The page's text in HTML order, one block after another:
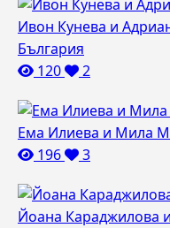
Ивон Кунева и
България
120
2
Ема Илиева и Мила
196
3
Йоана Караджилова